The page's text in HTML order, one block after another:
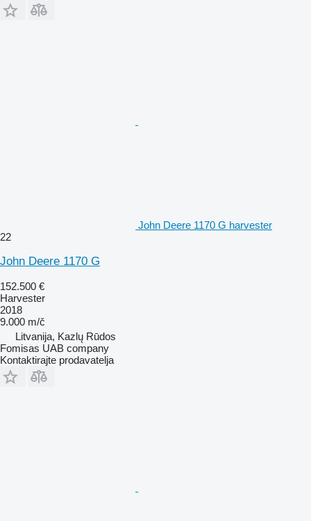
John Deere 1170 G harvester
22
John Deere 1170 G
152.500 €
Harvester
2018
9.000 m/č
Litvanija, Kazlų Rūdos
Fomisas UAB company
Kontaktirajte prodavatelja